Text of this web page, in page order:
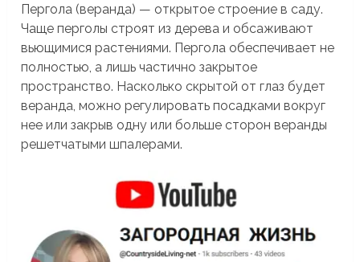
Пергола (веранда) — открытое строение в саду.
Чаще перголы строят из дерева и обсаживают
вьющимися растениями. Пергола обеспечивает не
полностью, а лишь частично закрытое
пространство. Насколько скрытой от глаз будет
веранда, можно регулировать посадками вокруг
нее или закрыв одну или больше сторон веранды
решетчатыми шпалерами.